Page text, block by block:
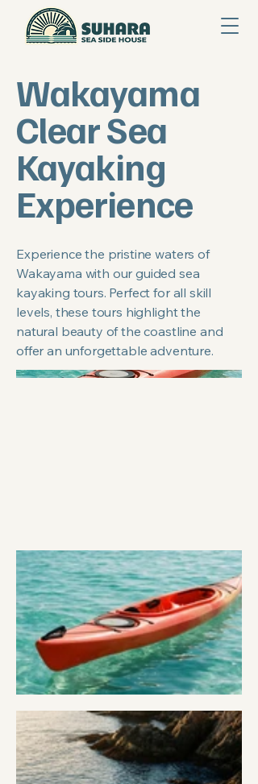
Wakayama
Clear Sea
Kayaking
Experience
Experience the pristine waters of
Wakayama with our guided sea
kayaking tours. Perfect for all skill
levels, these tours highlight the
natural beauty of the coastline and
offer an unforgettable adventure.